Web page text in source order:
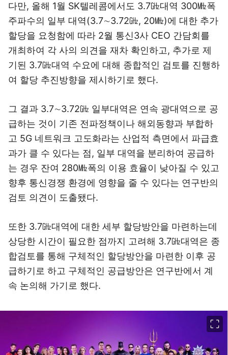
다만, 올해 1월 SK텔레콤에서도 3.7㎓대역 300㎒폭
주파수의 일부 대역(3.7∼3.72㎓, 20㎒)에 대한 추가
할당을 요청함에 따라 2월 통신3사 CEO 간담회를
개최하여 각 사의 의견을 재차 확인하고, 추가로 제
기된 3.7㎓대역 수요에 대해 종합적인 검토를 진행하
여 할당 추진방향을 제시하기로 했다.
그 결과 3.7∼3.72㎓ 일부대역은 연속 광대역으로 공
급하는 것이 기존 전파정책이나 해외동향과 부합하
고 5G 네트워크 고도화라는 산업적 측면에서 파급효
과가 클 수 있다는 점, 일부 대역을 분리하여 공급하
는 경우 잔여 280㎒폭의 이용 효율이 낮아질 수 있고
향후 통신경쟁 환경에 영향을 줄 수 있다는 연구반의
검토 의견이 도출됐다.
또한 3.7㎓대역에 대한 세부 할당방안을 마련하는데
상당한 시간이 필요한 점까지 고려해 3.7㎓대역은 종
합검토를 통해 구체적인 할당방안을 마련한 이후 공
급하기로 하고 구체적인 공급방안은 연구반에서 계
속 논의해 가기로 했다.